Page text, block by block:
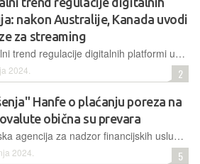
nakon Australije, Kanada uvodi
za streaming
Globalni trend regulacije digitalnih platformi uzima maha, s različitim pristupima prilagođenim lokalnim uvjetima. Kanada i Australija privlače pažnju svojim propisima o digitalnim platformama pa se slične odluke donose ili planiraju diljem svijeta.
2024. 2
Hanfe o plaćanju poreza na
obična su prevara
Hrvatska agencija za nadzor financijskih usluga ponovo upozorava građane na sve učestaliju pojavu lažnih poruka poslanih e-mailom, u kojima se od građana traži uplata poreza
2024. 5